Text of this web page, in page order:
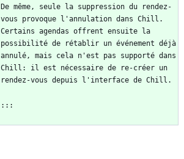
De même, seule la suppression du rendez-
vous provoque l'annulation dans Chill.
Certains agendas offrent ensuite la
possibilité de rétablir un événement déjà
annulé, mais cela n'est pas supporté dans
Chill: il est nécessaire de re-créer un